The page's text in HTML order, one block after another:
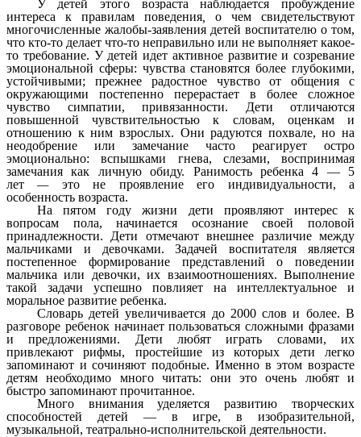
У детей этого возраста
наблюдается пробуждение
интереса к правилам поведения
о чем свидетельствуют
многочисленные жалобы-заявления детей воспитателю о том,
что кто-то делает что-то неправильно или не выполняет какое-
то требование. У детей идет активное развитие и созревание
эмоциональной сферы: чувства становятся более глубокими,
устойчивыми; прежнее радостное чувство от общения с
окружающими постепенно перерастает в более сложное
чувство симпатии, привязанности. Дети отличаются
повышенной чувствительностью к словам, оценкам и
отношению к ним взрослых. Они радуются похвале, но на
неодобрение или замечание часто реагирует остро
эмоционально: вспышками гнева, слезами, воспринимая
замечания как личную обиду.
Ранимость ребенка 4 — 5
лет —это не проявление его индивидуальности, а
особенность возраста.
На пятом году жизни дети проявляют интерес к
вопросам пола,начинается осознание своей половой
принадлежности.
Дети отмечают внешнее различие между
мальчиками и девочками. Задачей воспитателя является
постепенное формирование представлений о поведении
мальчика или девочки, их взаимоотношениях. Выполнение
такой задачи успешно повлияет на интеллектуальное и
моральное развитие ребенка.
Словарь детей увеличивается до 2000 слов и более. В
разговоре ребенок начинает пользоваться сложными фразами
и предложениями. Дети любят играть словами, их
привлекают рифмы, простейшие из которых дети легко
запоминают и сочиняют подобные. Именно в этом возрасте
детям необходимо много читать: они это очень любят и
быстро запоминают прочитанное.
Много внимания уделяется
развитию творческих
способностей детей — в игре, в изобразительной,
музыкальной, театрально-исполнительской деятельности.